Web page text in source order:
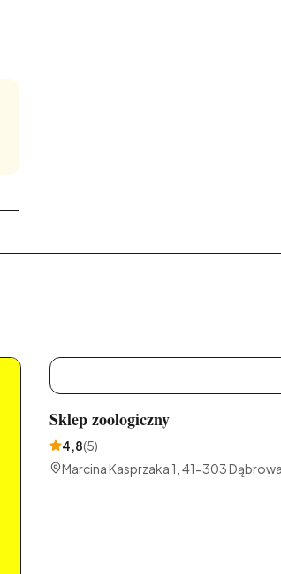
Sklep zoologiczny
4,8(5)
Marcina Kasprzaka 1, 41-303